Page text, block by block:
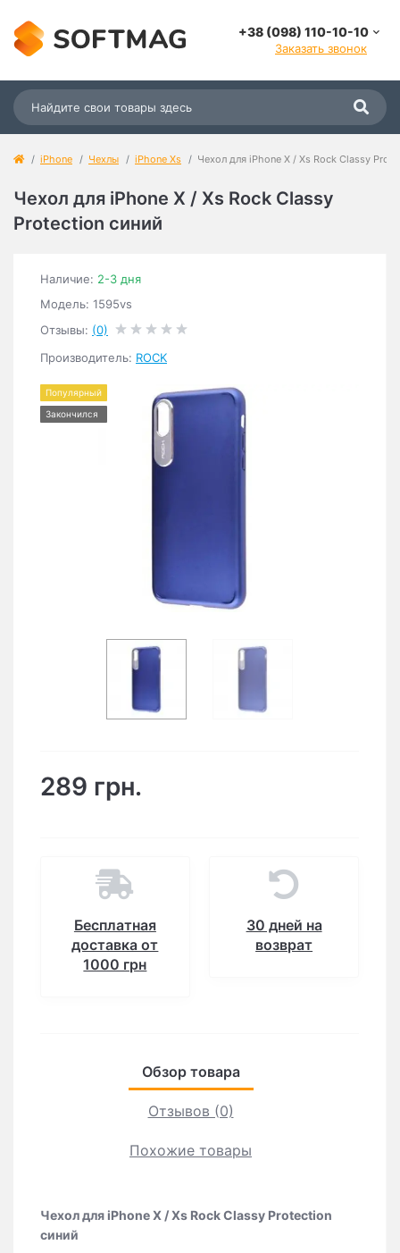
+38 (098) 110-10-10
Заказать звонок
iPhone Чехлы iPhone Xs Чехол для iPhone X / Xs Rock Classy
Чехол для iPhone X / Xs Rock Classy
Protection синий
Наличие: 2-3 дня
Модель: 1595vs
Отзывы: (0)
Производитель: ROCK
Популярный
Закончился
289 грн.
Бесплатная
доставка от
1000 грн
30 дней на
возврат
Обзор товара
Отзывов (0)
Похожие товары
Чехол для iPhone X / Xs Rock Classy Protection
синий